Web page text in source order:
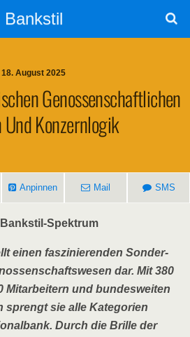
Bankstil
18. August 2025
Genos­sen­schaft­li­chen
Konzernlogik
Anpin­nen Mail SMS
Spektrum
einen fas­zi­nie­ren­den Son­der­
dar. Mit 380
Mit­ar­bei­tern und bun­des­wei­ten
sprengt sie alle Kate­go­rien
Durch die Bril­le der